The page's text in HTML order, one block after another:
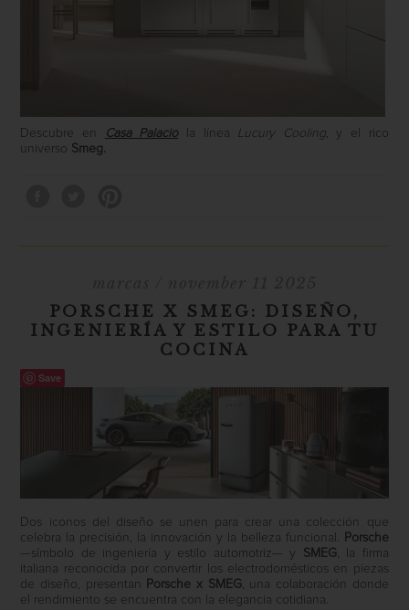
Descubre en Casa Palaciola línea Lucury Cooling, y el rico
universo Smeg.
PORSCHE X SMEG: DISEÑO,
INGENIERÍA Y ESTILO PARA TU
COCINA
Save
Dos iconos del diseño se unen para crear una colección que
celebra la precisión, la innovación y la belleza funcional.
Porsche
—símbolo de ingeniería y estilo automotriz— y SMEG, la firma
italiana reconocida por convertir los electrodomésticos en piezas
de diseño, presentan
Porsche x SMEG, una colaboración donde
el rendimiento se encuentra con la elegancia cotidiana.